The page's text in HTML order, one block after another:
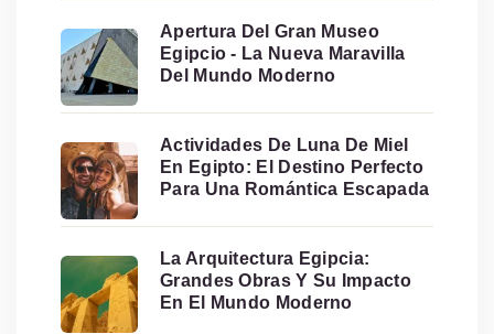
Apertura Del Gran Museo
Egipcio - La Nueva Maravilla
Del Mundo Moderno
Actividades De Luna De Miel
En Egipto: El Destino Perfecto
Para Una Romántica Escapada
La Arquitectura Egipcia:
Grandes Obras Y Su Impacto
En El Mundo Moderno